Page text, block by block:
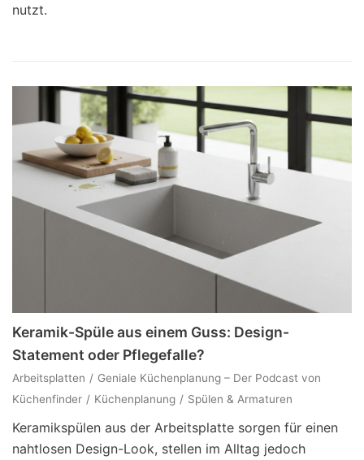
nutzt.
Keramik-Spüle aus einem Guss: Design-
Statement oder Pflegefalle?
Arbeitsplatten
Geniale Küchenplanung – Der Podcast von
Küchenfinder
Küchenplanung Spülen & Armaturen
Keramikspülen aus der Arbeitsplatte sorgen für einen
nahtlosen Design-Look, stellen im Alltag jedoch